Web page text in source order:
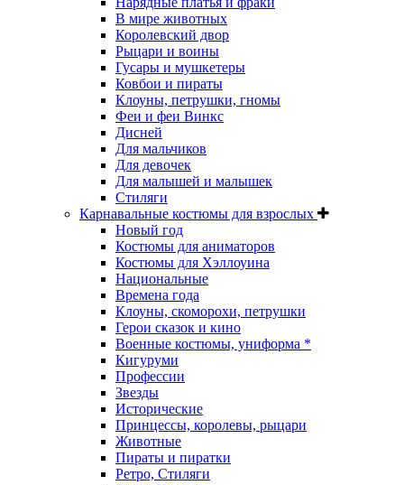
В мире животных
Королевский двор
Рыцари и воины
Гусары и мушкетеры
Ковбои и пираты
Клоуны, петрушки, гномы
Феи и феи Винкс
Дисней
Для мальчиков
Для девочек
Для малышей и малышек
Стиляги
Карнавальные костюмы для взрослых
Новый год
Костюмы для аниматоров
Костюмы для Хэллоуина
Национальные
Времена года
Клоуны, скоморохи, петрушки
Герои сказок и кино
Военные костюмы, униформа *
Кигуруми
Профессии
Звезды
Исторические
Принцессы, королевы, рыцари
Животные
Пираты и пиратки
Ретро, Стиляги